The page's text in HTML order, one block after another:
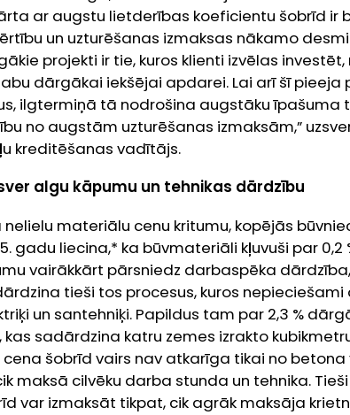
ar augstu lietderības koeficientu šobrīd ir
un uzturēšanas izmaksas nākamo
projekti ir tie, kuros klienti izvēlas
dārgākai iekšējai apdarei. Lai arī šī pieeja
ilgtermiņā tā nodrošina augstāku īpašuma
no augstām uzturēšanas izmaksām,”
kreditēšanas vadītājs.
algu kāpumu un tehnikas dārdzību
materiālu cenu kritumu, kopējās
gadu liecina,* ka būvmateriāli kļuvuši par 0,2
vairākkārt pārsniedz darbaspēka
tieši tos procesus, kuros
un santehniķi. Papildus tam par 2,3 %
sadārdzina katru zemes izrakto
šobrīd vairs nav atkarīga tikai no betona
maksā cilvēku darba stunda un tehnika.
var izmaksāt tikpat, cik agrāk maksāja